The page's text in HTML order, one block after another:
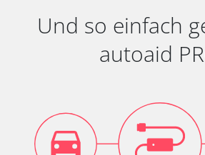
Und so einfach
autoaid